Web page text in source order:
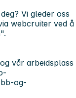
Vi gleder oss
webcruiter ved å
vår arbeidsplass
og-